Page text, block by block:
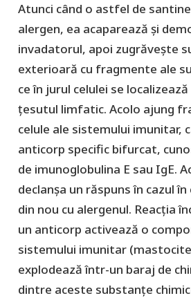
Atunci când o astfel de
alergen, ea acaparează și
invadatorul, apoi zugrăvește
exterioară cu fragmente ale
ce în jurul celulei se
țesutul limfatic. Acolo ajung
celule ale sistemului imunitar,
anticorp specific bifurcat,
de imunoglobulina E sau IgE.
declanșa un răspuns în cazul
din nou cu alergenul. Reacția
un anticorp activează o
sistemului imunitar
explodează într-un baraj de
dintre aceste substanțe